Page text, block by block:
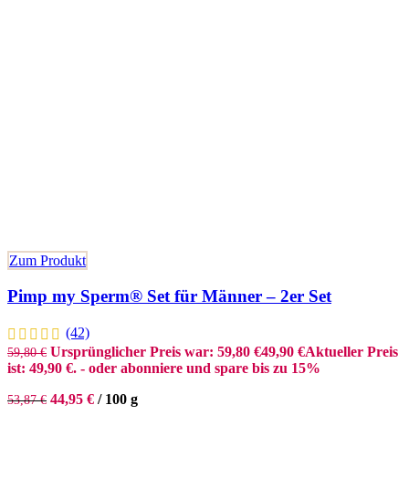
Zum Produkt
Pimp my Sperm® Set für Männer – 2er Set
(42)
59,80€ Ursprünglicher Preis war: 59,80 €49,90 €Aktueller Preis
ist: 49,90 €. - oder abonniere und spare bis zu 15%
53,87€ 44,95 € / 100 g